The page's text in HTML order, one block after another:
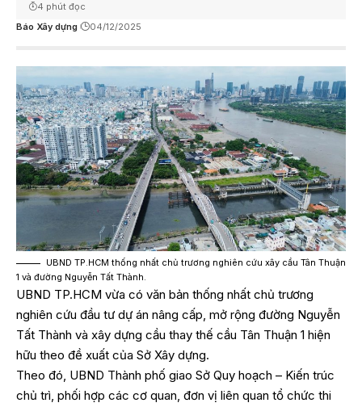
Báo Xây dựng 04/12/2025
4 phút đọc
UBND TP.HCM thống nhất chủ trương nghiên cứu xây cầu Tân Thuận
1 và đường Nguyễn Tất Thành.
UBND TP.HCM vừa có văn bản thống nhất chủ trương
nghiên cứu đầu tư dự án nâng cấp, mở rộng đường Nguyễn
Tất Thành và xây dựng cầu thay thế cầu Tân Thuận 1 hiện
hữu theo đề xuất của Sở Xây dựng.
Theo đó, UBND Thành phố giao Sở Quy hoạch – Kiến trúc
chủ trì, phối hợp các cơ quan, đơn vị liên quan tổ chức thi